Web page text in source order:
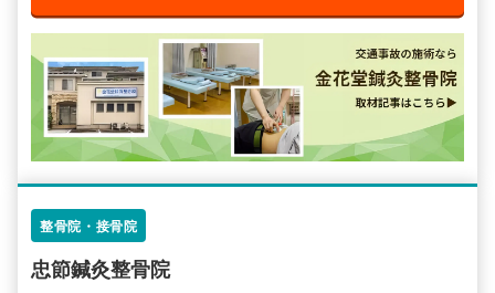
整骨院・接骨院
忠節鍼灸整骨院